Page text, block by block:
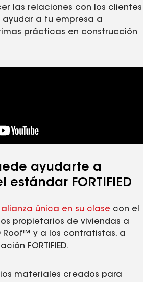
las relaciones con los clientes
ayudar a tu empresa a
prácticas en construcción
ayudarte a
FORTIFIED
alianza única en su clase con el
propietarios de viviendas a
Roof™ y a los contratistas, a
FORTIFIED.
materiales creados para